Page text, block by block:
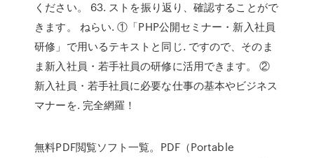
ください。 63. ストを振り返り、確認することがで
きます。 ねらい. ①「PHP公開セミナー・新入社員
研修」で用いるテキストと同じ. ですので、そのま
ま新入社員・若手社員の研修に活用できます。 ②
新入社員・若手社員に必要な仕事の基本やビジネス
マナーを. 完全網羅！
無料PDF閲覧ソフト一覧。PDF（Portable